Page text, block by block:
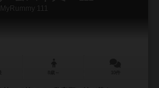
MyRummy 111